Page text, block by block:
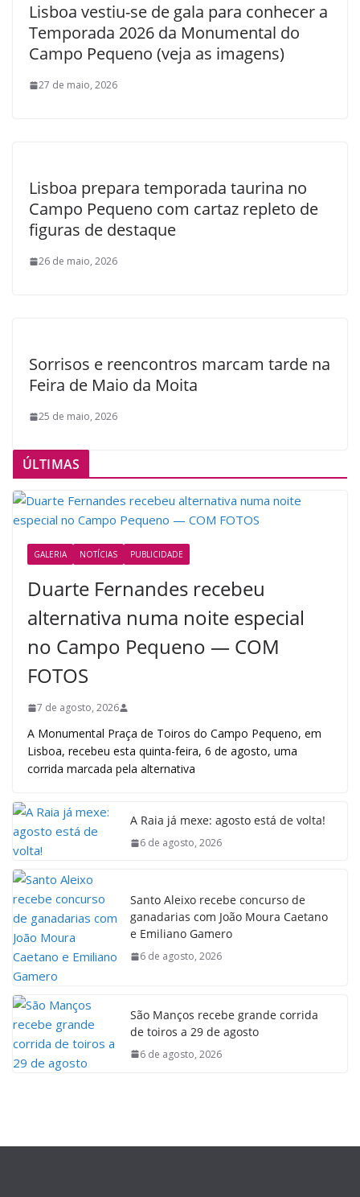
Lisboa vestiu-se de gala para conhecer a
Temporada 2026 da Monumental do
Campo Pequeno (veja as imagens)
27 de maio, 2026
Lisboa prepara temporada taurina no
Campo Pequeno com cartaz repleto de
figuras de destaque
26 de maio, 2026
Sorrisos e reencontros marcam tarde na
Feira de Maio da Moita
25 de maio, 2026
ÚLTIMAS
GALERIA NOTÍCIAS PUBLICIDADE
Duarte Fernandes recebeu
alternativa numa noite especial
no Campo Pequeno — COM
FOTOS
7 de agosto, 2026
A Monumental Praça de Toiros do Campo Pequeno, em
Lisboa, recebeu esta quinta-feira, 6 de agosto, uma
corrida marcada pela alternativa
A Raia já mexe: agosto está de volta!
6 de agosto, 2026
Santo Aleixo recebe concurso de
ganadarias com João Moura Caetano
e Emiliano Gamero
6 de agosto, 2026
São Manços recebe grande corrida
de toiros a 29 de agosto
6 de agosto, 2026